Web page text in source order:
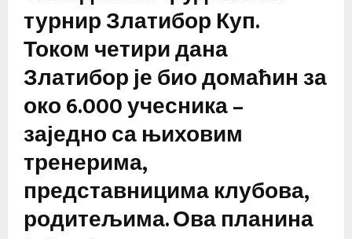
турнир Златибор Куп.
Током четири дана
Златибор је био домаћин за
око 6.000 учесника –
заједно са њиховим
тренерима,
представницима клубова,
родитељима. Ова планина